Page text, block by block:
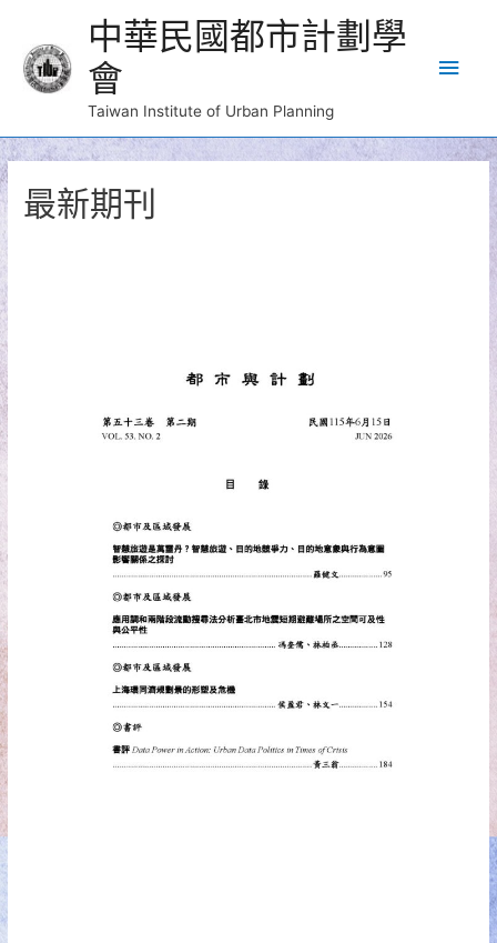
中華民國都市計劃學
會
Taiwan Institute of Urban Planning
Main
最新期刊